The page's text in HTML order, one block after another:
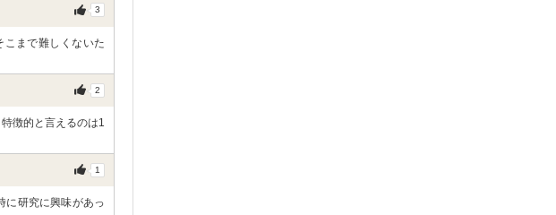
3
まで難しくないた
2
徴的と言えるのは1
1
に研究に興味があっ